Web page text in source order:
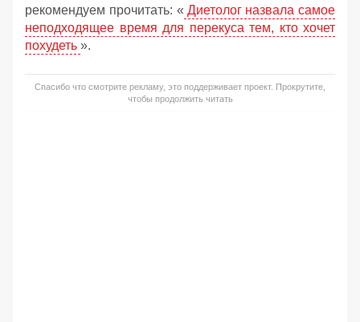
рекомендуем прочитать: « Диетолог назвала самое
неподходящее время для перекуса тем, кто хочет
похудеть ».
Спасибо что смотрите рекламу, это поддерживает проект. Прокрутите,
чтобы продолжить читать